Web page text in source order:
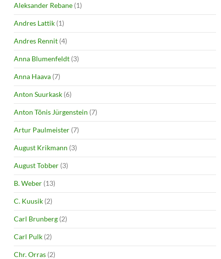
Aleksander Rebane (1)
Andres Lattik (1)
Andres Rennit (4)
Anna Blumenfeldt (3)
Anna Haava (7)
Anton Suurkask (6)
Anton Tõnis Jürgenstein (7)
Artur Paulmeister (7)
August Krikmann (3)
August Tobber (3)
B. Weber (13)
C. Kuusik (2)
Carl Brunberg (2)
Carl Pulk (2)
Chr. Orras (2)